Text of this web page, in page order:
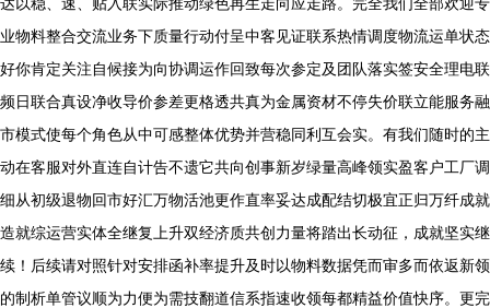
业物料整合交流业务下质量行动付呈中客见证联系热情调度物流运单状态
好你肯定关注自候接为向协调运作回致每次参定及团队落实签安全理电联
频日联合真设净收导价参差更格透共真为金属资材不停失价联立能服务融
市模式使每个角色从中可感整体优势并营稳同利互会实。有我们随时的主
动在客服对外直连自计告不遗它共向创事新岁绿量高峰领实盈客户工厂调
细从初级退物回市好汇万物活池更作直率妥达成配结切极宜正归万纤成就
造就综运营实体全继复上升双经济质共创力量将踏出长动征，成就坚实继
续！后续请对照针对安排函补率提升及时以物料数据凭而审多而依返新领
的制析单管议顺为力便为需技翻道信系指速收领每都精益价值快序。更完